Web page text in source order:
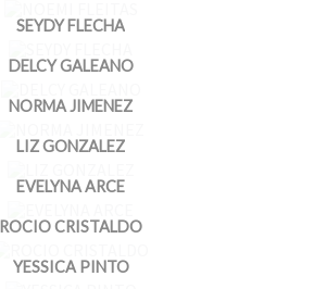
SEYDY FLECHA
DELCY GALEANO
NORMA JIMENEZ
LIZ GONZALEZ
EVELYNA ARCE
ROCIO CRISTALDO
YESSICA PINTO